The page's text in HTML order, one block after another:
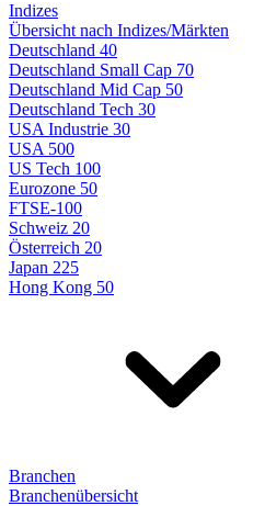
Indizes
Übersicht nach Indizes/Märkten
Deutschland 40
Deutschland Small Cap 70
Deutschland Mid Cap 50
Deutschland Tech 30
USA Industrie 30
USA 500
US Tech 100
Eurozone 50
FTSE-100
Schweiz 20
Österreich 20
Japan 225
Hong Kong 50
Branchen
Branchenübersicht